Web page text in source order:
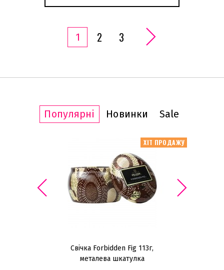
1 2 3
Популярні Новинки Sale
ХІТ ПРОДАЖУ
Свічка Forbidden Fig 113г,
металева шкатулка